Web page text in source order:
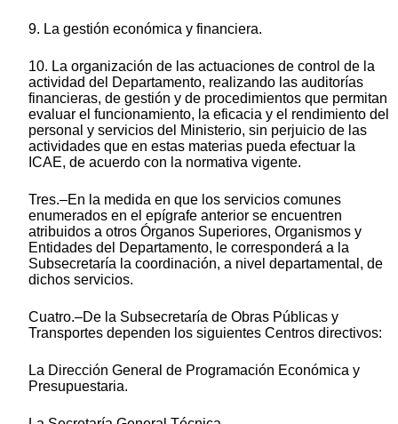
9. La gestión económica y financiera.
10. La organización de las actuaciones de control de la
actividad del Departamento, realizando las auditorías
financieras, de gestión y de procedimientos que permitan
evaluar el funcionamiento, la eficacia y el rendimiento del
personal y servicios del Ministerio, sin perjuicio de las
actividades que en estas materias pueda efectuar la
ICAE, de acuerdo con la normativa vigente.
Tres.–En la medida en que los servicios comunes
enumerados en el epígrafe anterior se encuentren
atribuidos a otros Órganos Superiores, Organismos y
Entidades del Departamento, le corresponderá a la
Subsecretaría la coordinación, a nivel departamental, de
dichos servicios.
Cuatro.–De la Subsecretaría de Obras Públicas y
Transportes dependen los siguientes Centros directivos:
La Dirección General de Programación Económica y
Presupuestaria.